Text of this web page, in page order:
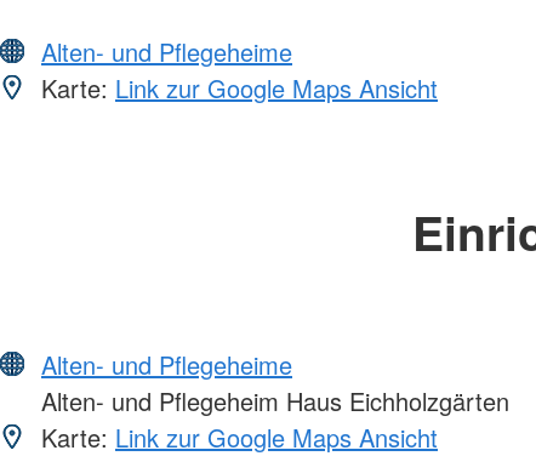
Alten- und Pflegeheime
Karte: Link zur Google Maps Ansicht
Alten- und Pflegeheime
Alten- und Pflegeheim Haus Eichholzgärten
Karte: Link zur Google Maps Ansicht